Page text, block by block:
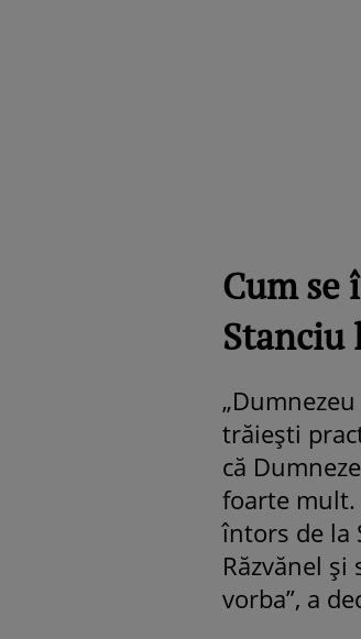
Cum se
Stanciu
trăiești
că
foarte mult.
întors de la
Răzvănel și
vorba”, a